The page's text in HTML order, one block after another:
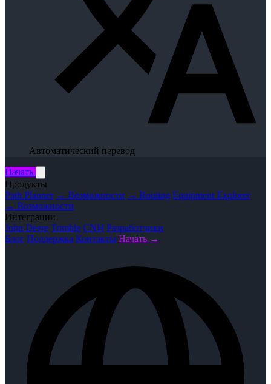
Автоматический перевод
Начать
Продукты
Path Planner → Возможности → Routing Equipment Explorer
→ Возможности
Интеграции
John Deere Trimble CNH Разработчики
Блог Поддержка Контакты Начать →